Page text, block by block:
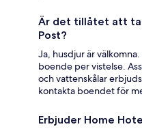
Är det tillåtet att ta
Post?
Ja, husdjur är
boende per vistelse.
och vattenskålar
kontakta boendet för
Erbjuder Home